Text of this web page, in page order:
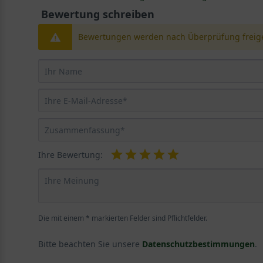
Die Indische Lagerstroemie wächst zumeist
einem Kübel gepflanzt bleibt sie jedoch etwas
dichtbuschigen Kronenstruktur. Da sie sich ebenso
steigert und den attraktiven Gartenstar zu einem
dekorativen Erscheinung.
Ablösende Rindenplatten machen den Stamm attraktiv
Sonnenschein und bildet nach einigen Jahren sich
Exotisches Blattwerk der Indischen
Die Blätter der Kreppmyrte treiben zunächst in
Aufmerksamkeit aller interessierten Gärtner auf sich.
Bewertung schreiben
Bewertungen werden nach Überprüfung
Ihre Bewertung:
Die mit einem * markierten Felder sind Pflichtfelder.
Bitte beachten Sie unsere Datenschutzbestimmungen.